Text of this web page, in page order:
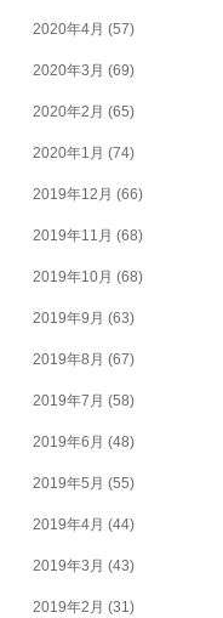
2020年4月 (57)
2020年3月 (69)
2020年2月 (65)
2020年1月 (74)
2019年12月 (66)
2019年11月 (68)
2019年10月 (68)
2019年9月 (63)
2019年8月 (67)
2019年7月 (58)
2019年6月 (48)
2019年5月 (55)
2019年4月 (44)
2019年3月 (43)
2019年2月 (31)